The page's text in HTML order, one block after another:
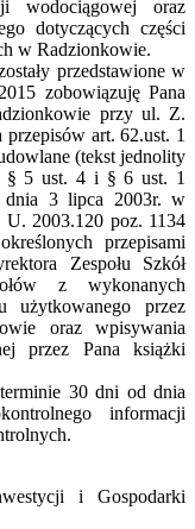
wodociągowej oraz
dotyczących części
w Radzionkowie.
przedstawione w
zobowiązuję Pana
przy ul. Z.
przepisów art. 62.ust. 1
(tekst jednolity
§ 5 ust. 4 i § 6 ust. 1
dnia 3 lipca 2003r. w
2003.120 poz. 1134
przepisami
Zespołu Szkół
z wykonanych
użytkowanego przez
oraz wpisywania
przez Pana książki
30 dni od dnia
informacji
i Gospodarki